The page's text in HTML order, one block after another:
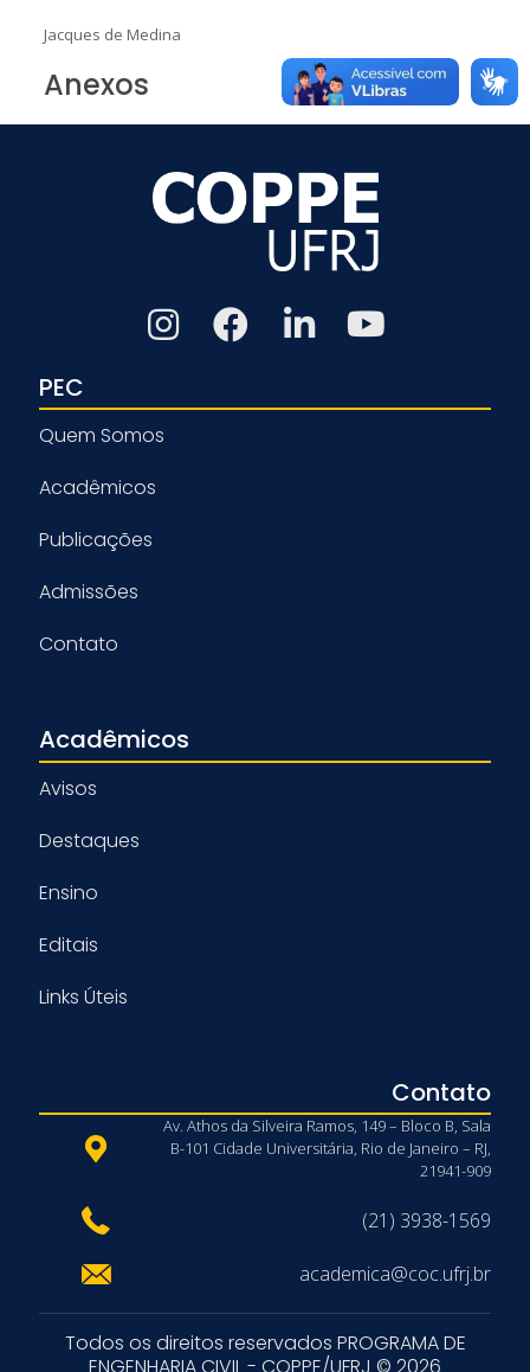
Jacques de Medina
Anexos
PEC
Quem Somos
Acadêmicos
Publicações
Admissões
Contato
Acadêmicos
Avisos
Destaques
Ensino
Editais
Links Úteis
Contato
Av. Athos da Silveira Ramos, 149 – Bloco B, Sala
B-101 Cidade Universitária, Rio de Janeiro – RJ,
21941-909
(21) 3938-1569
academica@coc.ufrj.br
Todos os direitos reservados PROGRAMA DE